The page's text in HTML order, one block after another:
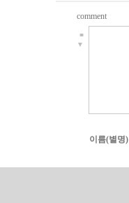
comment
■
▼
이름(별명)